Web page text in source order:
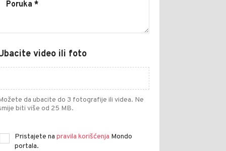
video ili foto
da ubacite do 3 fotografije ili videa. Ne
biti više od 25 MB.
Pristajete na pravila korišćenja Mondo
portala.